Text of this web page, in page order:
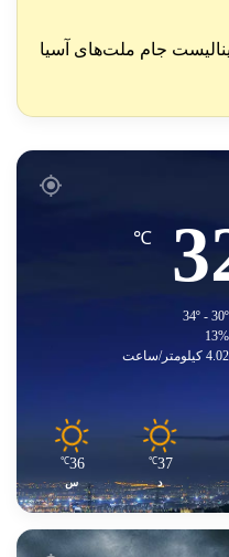
جام ملت‌های آسیا
℃
13%
4.02 کیلومتر/ساعت
37
℃
د
36
℃
س